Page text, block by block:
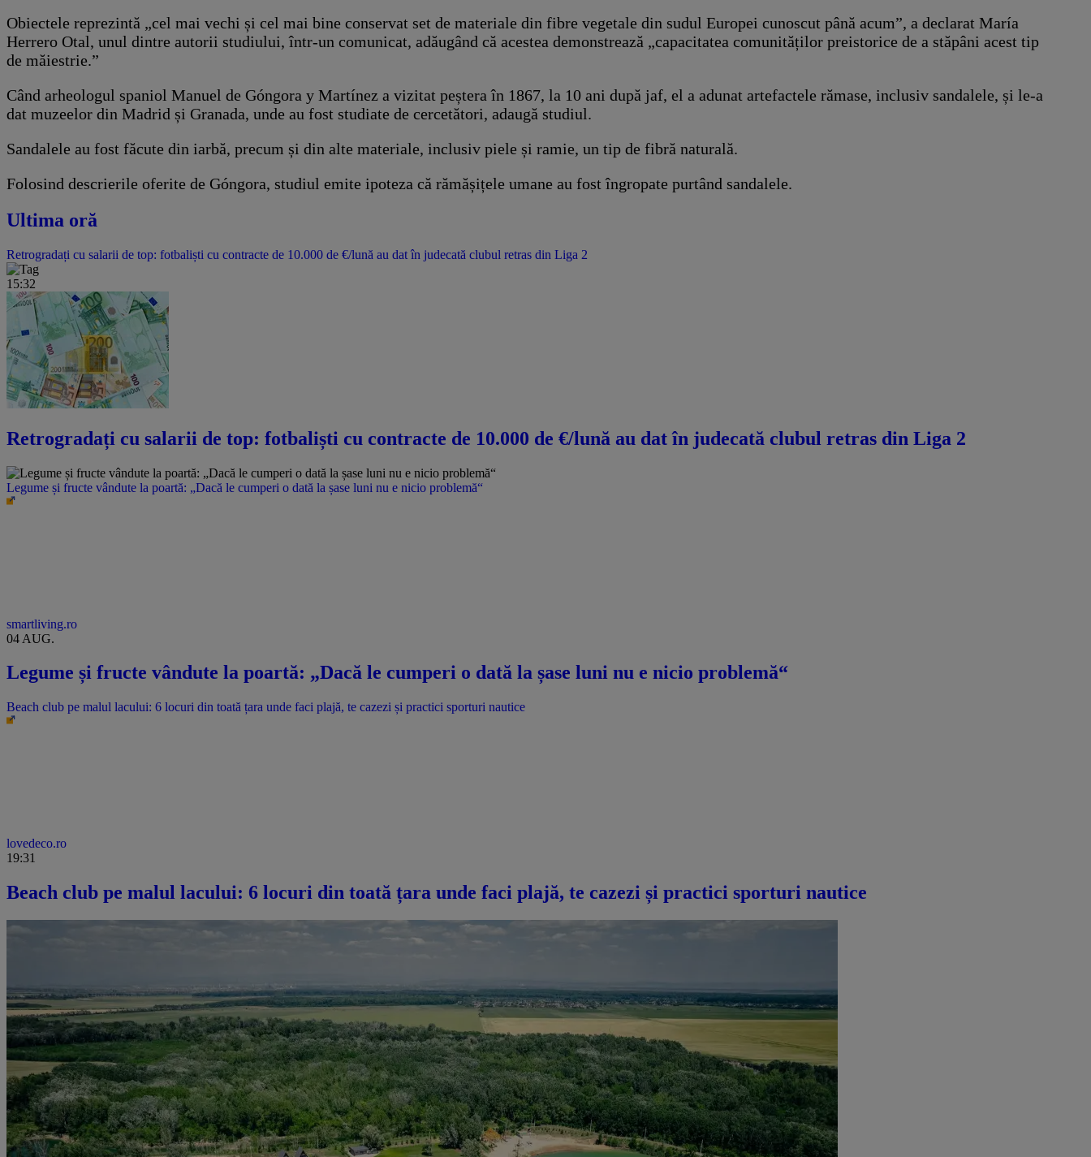
Obiectele reprezintă „cel mai vechi și cel mai bine conservat set de materiale din fibre vegetale din sudul Europei cunoscut până acum”, a declarat María
Herrero Otal, unul dintre autorii studiului, într-un comunicat, adăugând că acestea demonstrează „capacitatea comunităților preistorice de a stăpâni acest tip
de măiestrie.”
Când arheologul spaniol Manuel de Góngora y Martínez a vizitat peștera în 1867, la 10 ani după jaf, el a adunat artefactele rămase, inclusiv sandalele, și le-a
dat muzeelor ​​din Madrid și Granada, unde au fost studiate de cercetători, adaugă studiul.
Sandalele au fost făcute din iarbă, precum și din alte materiale, inclusiv piele și ramie, un tip de fibră naturală.
Folosind descrierile oferite de Góngora, studiul emite ipoteza că rămășițele umane au fost îngropate purtând sandalele.
Ultima oră
Retrogradați cu salarii de top: fotbaliști cu contracte de 10.000 de €/lună au dat în judecată clubul retras din Liga 2
15:32
Retrogradați cu salarii de top: fotbaliști cu contracte de 10.000 de €/lună au dat în judecată clubul retras din Liga 2
Legume și fructe vândute la poartă: „Dacă le cumperi o dată la șase luni nu e nicio problemă“
smartliving.ro
04 AUG.
Legume și fructe vândute la poartă: „Dacă le cumperi o dată la șase luni nu e nicio problemă“
Beach club pe malul lacului: 6 locuri din toată țara unde faci plajă, te cazezi și practici sporturi nautice
lovedeco.ro
19:31
Beach club pe malul lacului: 6 locuri din toată țara unde faci plajă, te cazezi și practici sporturi nautice